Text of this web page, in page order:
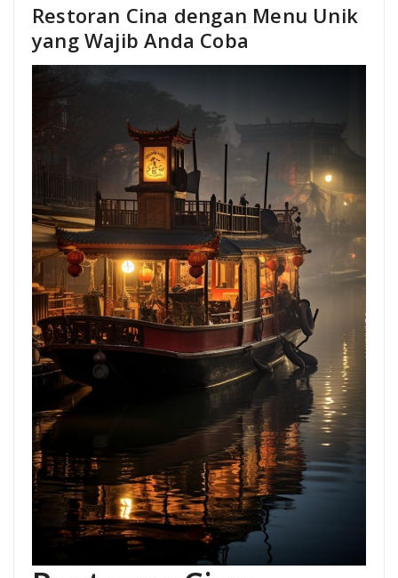
Restoran Cina dengan Menu Unik
yang Wajib Anda Coba